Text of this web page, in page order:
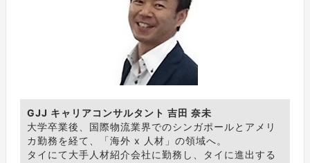
GJJ キャリアコンサルタント 吉田 奈未
大学卒業後、国際物流業界でのシンガポールとアメリ
カ勤務を経て、「海外 x 人材」の領域へ。
タイにて大手人材紹介会社に勤務し、タイに進出する